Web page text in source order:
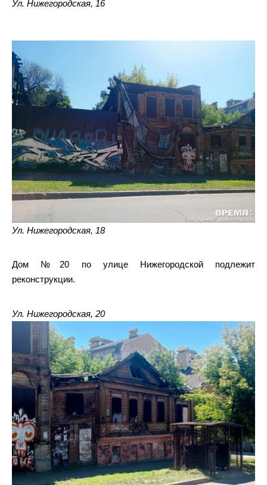
Ул. Нижегородская, 16
Ул. Нижегородская, 18
Дом №20 по улице Нижегородской подлежит
реконструкции.
Ул. Нижегородская, 20